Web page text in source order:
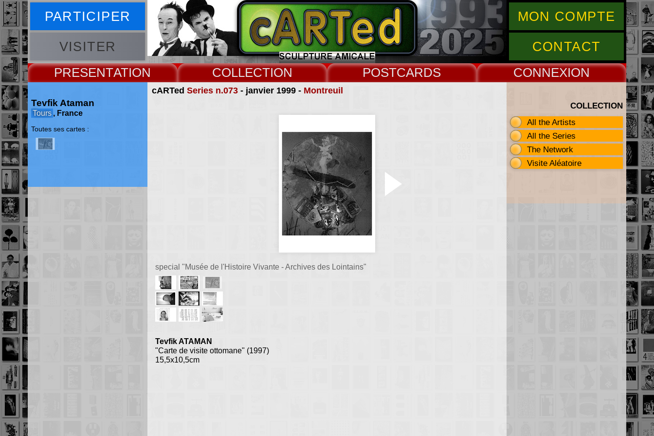
PARTICIPER
VISITER
MON COMPTE
CONTACT
PRESENT COLLECT CARDS CONNEX
cARTed Series n.073- janvier 1999 - Montreuil
special "Musée de l'Histoire Vivante - Archives des Lointains"
Tevfik ATAMAN
"Carte de visite ottomane" (1997)
15,5x10,5cm
Tevfik Ataman
Tours , France
Toutes ses cartes :
COLLECTION
All the Artists
All the Series
The Network
Visite Aléatoire